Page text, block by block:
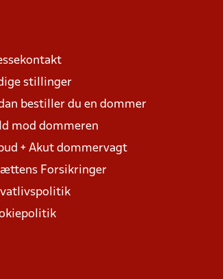
stillinger
bestiller du en dommer
mod dommeren
+ Akut dommervagt
Forsikringer